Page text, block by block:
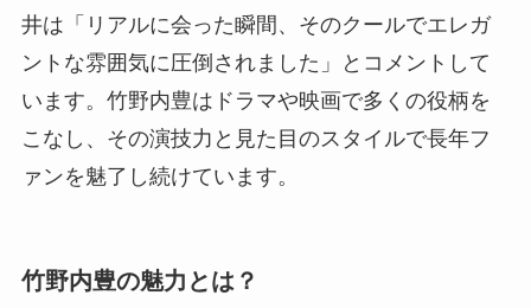
井は「リアルに会った瞬間、そのクールでエレガ
ントな雰囲気に圧倒されました」とコメントして
います。竹野内豊はドラマや映画で多くの役柄を
こなし、その演技力と見た目のスタイルで長年フ
ァンを魅了し続けています。
竹野内豊の魅力とは？